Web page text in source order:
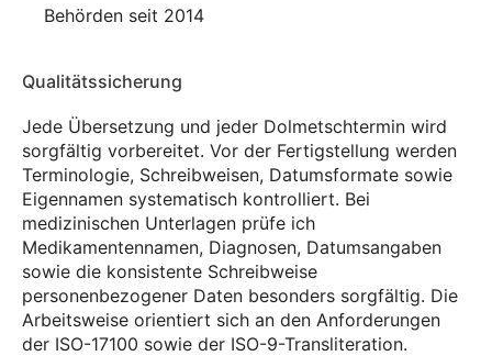
Behörden seit 2014
Qualitätssicherung
Jede Übersetzung und jeder Dolmetschtermin wird
sorgfältig vorbereitet. Vor der Fertigstellung werden
Terminologie, Schreibweisen, Datumsformate sowie
Eigennamen systematisch kontrolliert. Bei
medizinischen Unterlagen prüfe ich
Medikamentennamen, Diagnosen, Datumsangaben
sowie die konsistente Schreibweise
personenbezogener Daten besonders sorgfältig. Die
Arbeitsweise orientiert sich an den Anforderungen
der ISO-17100 sowie der ISO-9-Transliteration.